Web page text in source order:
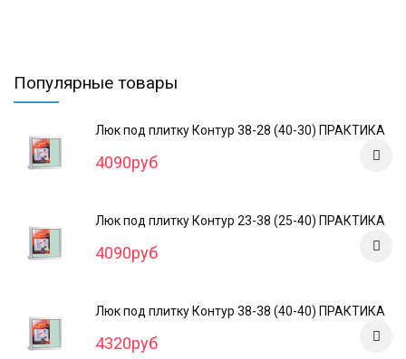
Популярные товары
Люк под плитку Контур 38-28 (40-30) ПРАКТИКА
4090руб
Люк под плитку Контур 23-38 (25-40) ПРАКТИКА
4090руб
Люк под плитку Контур 38-38 (40-40) ПРАКТИКА
4320руб